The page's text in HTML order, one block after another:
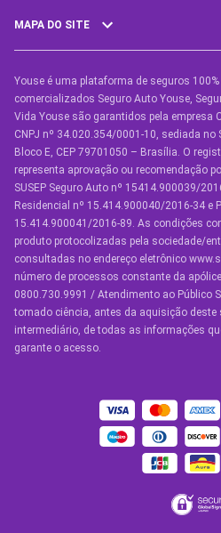
MAPA DO SITE
SEGUROS
Seguro Auto
Seguro Auto para Terceiros
Seguro por Marcas de Carro
Seguro Residencial
Seguro de Vida
Manual de Assistências
Condições Gerais
OUTROS SERVIÇOS
Youse é uma plataforma de seguros
comercializados Seguro Auto Youse,
Vida Youse são garantidos pela empresa
CNPJ nº 34.020.354/0001-10, sediada no
Bloco E, CEP 79701050 – Brasília. O
representa aprovação ou recomendação
SUSEP Seguro Auto nº 15414.900039/
Residencial nº 15.414.900040/2016-34 e
15.414.900041/2016-89. As condições
produto protocolizadas pela sociedade/
consultadas no endereço eletrônico
número de processos constante da
0800.730.9991 / Atendimento ao Público
tomado ciência, antes da aquisição deste
intermediário, de todas as informações
garante o acesso.